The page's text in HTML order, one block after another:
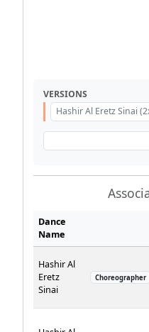
VERSIONS
Hashir Al Eretz Sinai
Dance
Name
Hashir Al
Eretz
Sinai
Choreographer